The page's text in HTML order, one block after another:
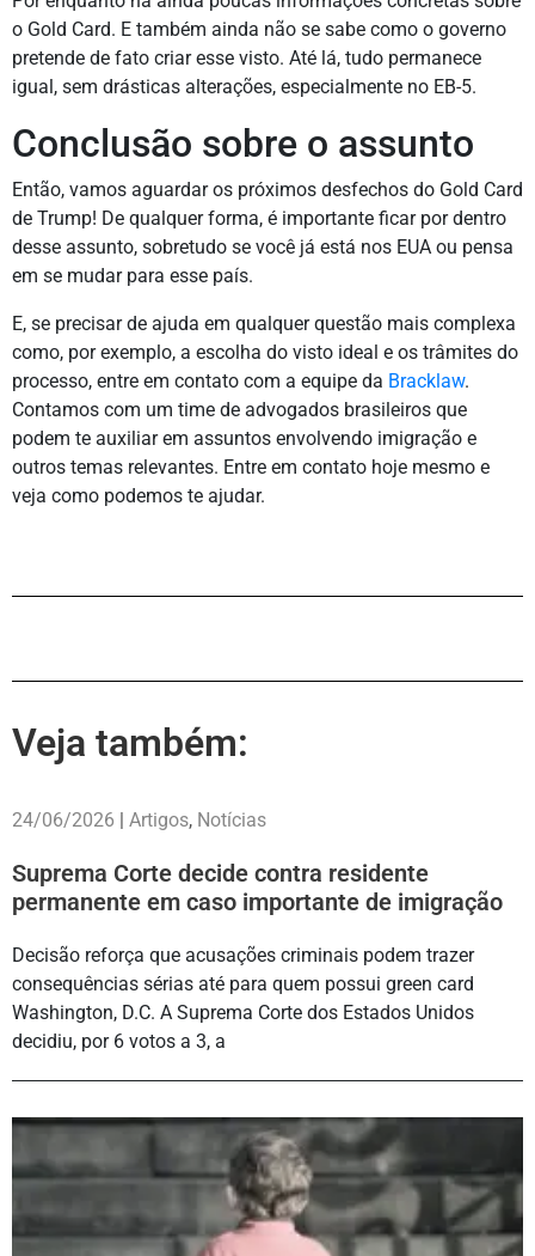
o Gold Card. E também ainda não se sabe como o governo
pretende de fato criar esse visto. Até lá, tudo permanece
igual, sem drásticas alterações, especialmente no EB-5.
Conclusão sobre o assunto
Então, vamos aguardar os próximos desfechos do Gold Card
de Trump! De qualquer forma, é importante ficar por dentro
desse assunto, sobretudo se você já está nos EUA ou pensa
em se mudar para esse país.
E, se precisar de ajuda em qualquer questão mais complexa
como, por exemplo, a escolha do visto ideal e os trâmites do
processo, entre em contato com a equipe da Bracklaw.
Contamos com um time de advogados brasileiros que
podem te auxiliar em assuntos envolvendo imigração e
outros temas relevantes. Entre em contato hoje mesmo e
veja como podemos te ajudar.
Veja também:
24/06/2026 | Artigos, Notícias
Suprema Corte decide contra residente
permanente em caso importante de imigração
Decisão reforça que acusações criminais podem trazer
consequências sérias até para quem possui green card
Washington, D.C. A Suprema Corte dos Estados Unidos
decidiu, por 6 votos a 3, a